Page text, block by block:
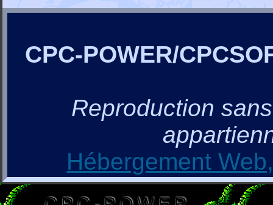
CPC-POWER/
Reproduction
Hébergement